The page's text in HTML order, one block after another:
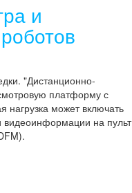
и
"Дистанционно-
платформу с
нагрузка может включать
видеоинформации на пульт